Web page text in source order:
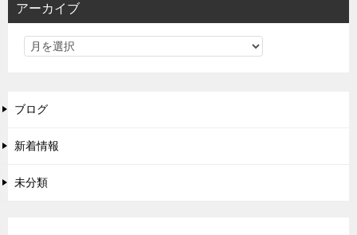
アーカイブ
ブログ
新着情報
未分類